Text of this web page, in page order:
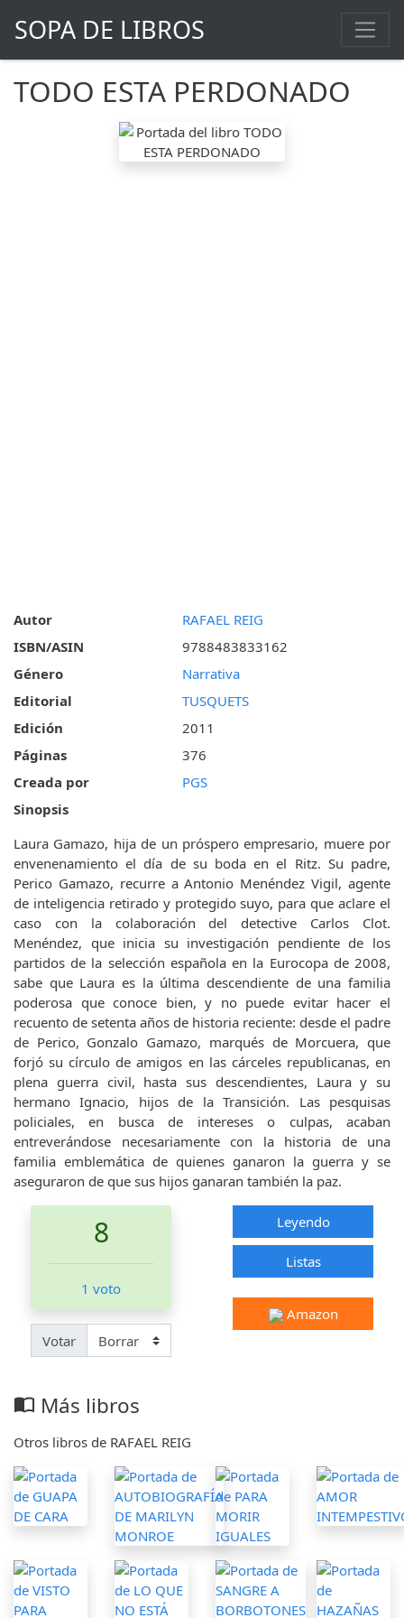
SOPA DE LIBROS
TODO ESTA PERDONADO
Autor
RAFAEL REIG
ISBN/ASIN
9788483833162
Género
Narrativa
Editorial
TUSQUETS
Edición
2011
Páginas
376
Creada por
PGS
Sinopsis
Laura Gamazo, hija de un próspero empresario, muere por
envenenamiento el día de su boda en el Ritz. Su padre,
Perico Gamazo, recurre a Antonio Menéndez Vigil, agente
de inteligencia retirado y protegido suyo, para que aclare el
caso con la colaboración del detective Carlos Clot.
Menéndez, que inicia su investigación pendiente de los
partidos de la selección española en la Eurocopa de 2008,
sabe que Laura es la última descendiente de una familia
poderosa que conoce bien, y no puede evitar hacer el
recuento de setenta años de historia reciente: desde el padre
de Perico, Gonzalo Gamazo, marqués de Morcuera, que
forjó su círculo de amigos en las cárceles republicanas, en
plena guerra civil, hasta sus descendientes, Laura y su
hermano Ignacio, hijos de la Transición. Las pesquisas
policiales, en busca de intereses o culpas, acaban
entreverándose necesariamente con la historia de una
familia emblemática de quienes ganaron la guerra y se
aseguraron de que sus hijos ganaran también la paz.
8
1 voto
Votar
Leyendo
Listas
Amazon
import_contacts Más libros
Otros libros de RAFAEL REIG